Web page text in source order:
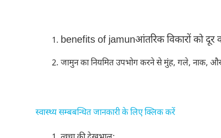
benefits of jamunआंतरिक विकारों को दूर
जामुन का नियमित उपभोग करने से मुंह, गले, नाक,
स्वास्थ्य सम्बबन्धित जानकारी के लिए क्लिक करें